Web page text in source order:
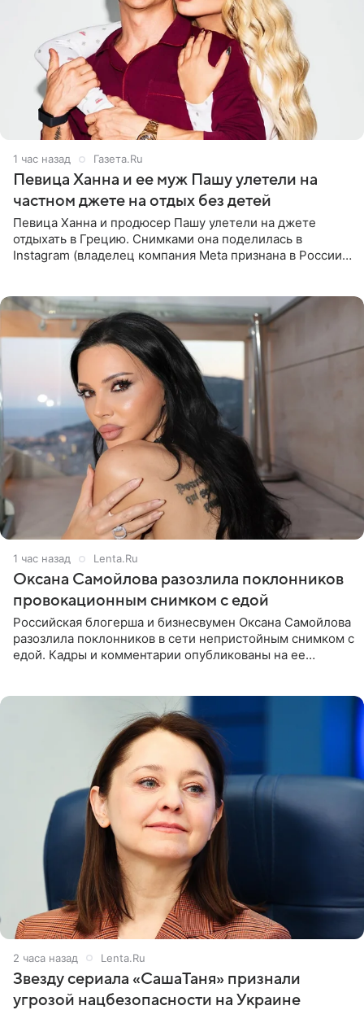
1 час назад Газета.Ru
Певица Ханна и ее муж Пашу улетели на
частном джете на отдых без детей
Певица Ханна и продюсер Пашу улетели на джете
отдыхать в Грецию. Снимками она поделилась в
Instagram (владелец компания Meta признана в России
1 час назад Lenta.Ru
Оксана Самойлова разозлила поклонников
провокационным снимком с едой
Российская блогерша и бизнесвумен Оксана Самойлова
разозлила поклонников в сети непристойным снимком с
едой. Кадры и комментарии опубликованы на ее
2 часа назад Lenta.Ru
Звезду сериала «СашаТаня» признали
угрозой нацбезопасности на Украине